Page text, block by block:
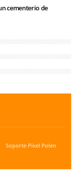
cementerio de
Soporte Pixel Polen